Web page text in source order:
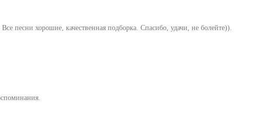
песни хорошие, качественная подборка. Спасибо, удачи, не болейте)).